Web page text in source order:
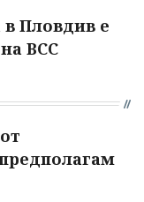
Пловдив е
ВСС